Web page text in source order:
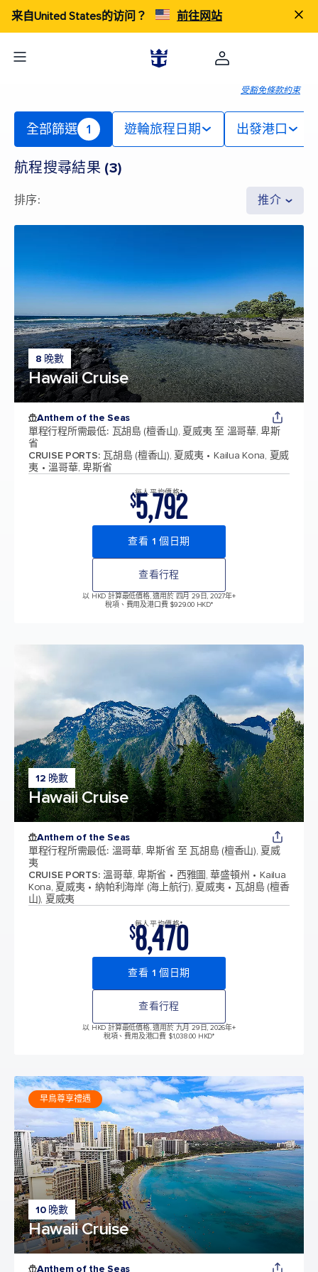
来自United States的访问？ 前往网站
受豁免條款約束
全部篩選 1 遊輪旅程日期 出發港口
航程搜尋結果 (3)
排序: 推介
8 晚數
Hawaii Cruise
Anthem of the Seas
單程行程所需最低: 瓦胡島 (檀香山), 夏威夷 至 溫哥華, 卑斯
省
CRUISE PORTS: 瓦胡島 (檀香山), 夏威夷
Kailua Kona, 夏威
夷
溫哥華, 卑斯省
每人平均價格*
$5,792
查看 1 個日期
查看行程
以 HKD 計算最低價格, 適用於 四月 29日, 2027年+
稅項、費用及港口費 $929.00 HKD*
12 晚數
Hawaii Cruise
Anthem of the Seas
單程行程所需最低: 溫哥華, 卑斯省 至 瓦胡島 (檀香山), 夏威
夷
CRUISE PORTS: 溫哥華, 卑斯省 西雅圖, 華盛頓州
Kailua
Kona, 夏威夷
納帕利海岸 (海上航行), 夏威夷
瓦胡島 (檀香
山), 夏威夷
每人平均價格*
$8,470
查看 1 個日期
查看行程
以 HKD 計算最低價格, 適用於 九月 29日, 2026年+
稅項、費用及港口費 $1,038.00 HKD*
10 晚數
Hawaii Cruise
早鳥尊享禮遇
Anthem of the Seas